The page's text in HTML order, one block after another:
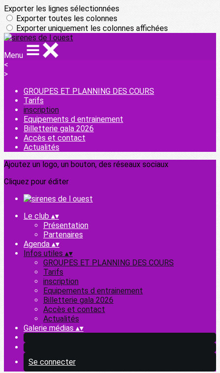
Exporter les lignes sélectionnées
Exporter toutes les colonnes
Exporter uniquement les colonnes affichées
Menu
<
>
GROUPES ET PLANNING DES COURS
Tarifs
inscription
Equipements d entrainement
Billetterie gala 2026
Accès et contact
Actualités
Ajoutez un logo, un bouton, des réseaux sociaux
Cliquez pour éditer
Le club ▴▾
Présentation
Partenaires
Agenda ▴▾
Infos utiles ▴▾
GROUPES ET PLANNING DES COURS
Tarifs
inscription
Equipements d entrainement
Billetterie gala 2026
Accès et contact
Actualités
Galerie médias ▴▾
Se connecter